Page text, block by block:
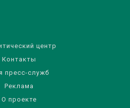
центр
Контакты
пресс-служб
Реклама
О проекте